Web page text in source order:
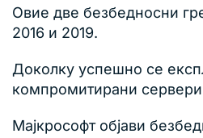
Овие две безбедносни
2016 и 2019.
Доколку успешно се
компромитирани
Мајкрософт објави